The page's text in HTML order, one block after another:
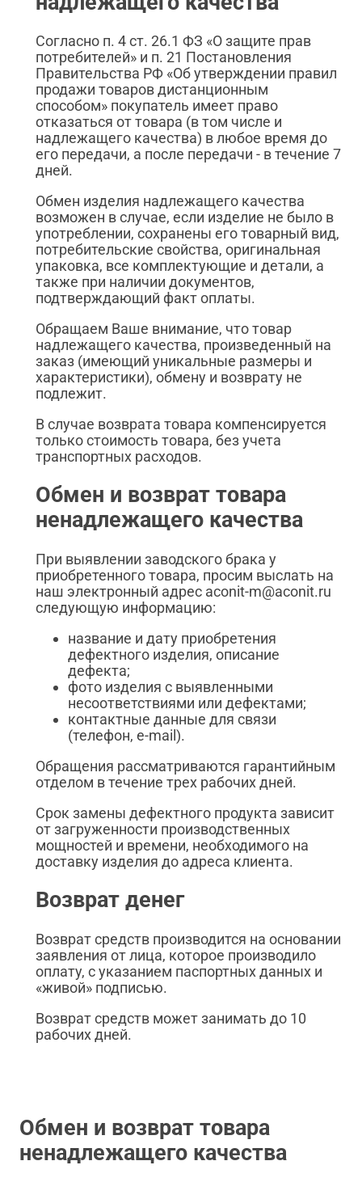
Согласно п. 4 ст. 26.1 ФЗ «О защите прав
потребителей» и п. 21 Постановления
Правительства РФ «Об утверждении правил
продажи товаров дистанционным
способом» покупатель имеет право
отказаться от товара (в том числе и
надлежащего качества) в любое время до
его передачи, а после передачи - в течение 7
дней.
Обмен изделия надлежащего качества
возможен в случае, если изделие не было в
употреблении, сохранены его товарный вид,
потребительские свойства, оригинальная
упаковка, все комплектующие и детали, а
также при наличии документов,
подтверждающий факт оплаты.
Обращаем Ваше внимание, что товар
надлежащего качества, произведенный на
заказ (имеющий уникальные размеры и
характеристики), обмену и возврату не
подлежит.
В случае возврата товара компенсируется
только стоимость товара, без учета
транспортных расходов.
Обмен и возврат товара
ненадлежащего качества
При выявлении заводского брака у
приобретенного товара, просим выслать на
наш электронный адрес aconit-m@aconit.ru
следующую информацию:
название и дату приобретения
дефектного изделия, описание
дефекта;
фото изделия с выявленными
несоответствиями или дефектами;
контактные данные для связи
(телефон, e-mail).
Обращения рассматриваются гарантийным
отделом в течение трех рабочих дней.
Срок замены дефектного продукта зависит
от загруженности производственных
мощностей и времени, необходимого на
доставку изделия до адреса клиента.
Возврат денег
Возврат средств производится на основании
заявления от лица, которое производило
оплату, с указанием паспортных данных и
«живой» подписью.
Возврат средств может занимать до 10
рабочих дней.
Обмен и возврат товара
ненадлежащего качества